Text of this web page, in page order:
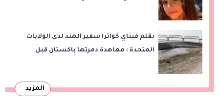
بقلم فيناي كواترا سفير الهند لدى الولايات
المتحدة : معاهدة دمرتها باكستان قبل
المزيد